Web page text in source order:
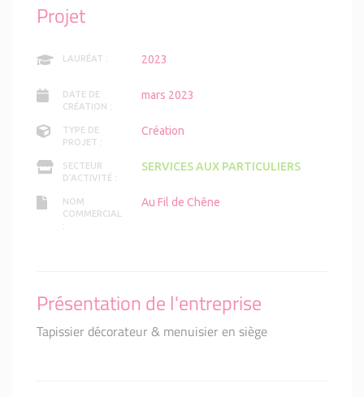
Projet
LAURÉAT : 2023
DATE DE
CRÉATION :
mars 2023
TYPE DE
PROJET :
Création
SECTEUR
D'ACTIVITÉ :
SERVICES AUX PARTICULIERS
NOM
COMMERCIAL
:
Au Fil de Chêne
Présentation de l'entreprise
Tapissier décorateur & menuisier en siège